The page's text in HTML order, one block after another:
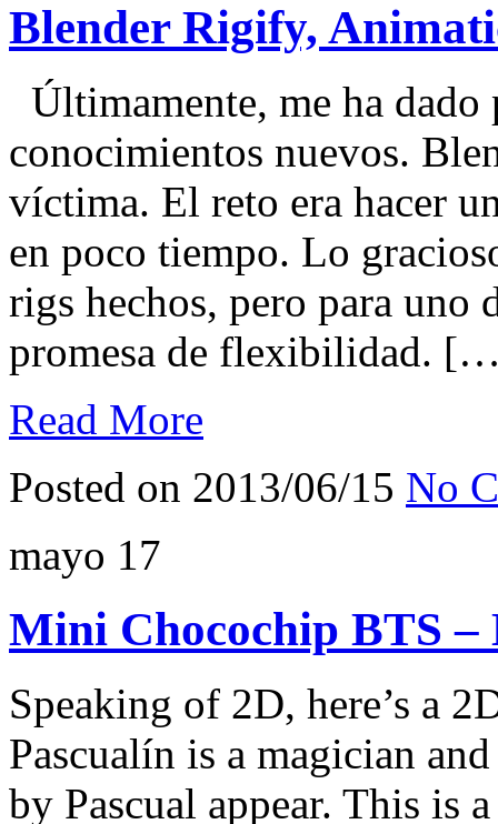
Blender Rigify,
Últimamente, me ha
conocimientos nuevos.
víctima. El reto era hacer
en poco tiempo. Lo
rigs hechos, pero para
promesa de flexibilidad.
Read More
Posted on 2013/06/15 No
mayo 17
Mini Chocochip BTS –
Speaking of 2D, here’s a
Pascualín is a magician
by Pascual appear. This is